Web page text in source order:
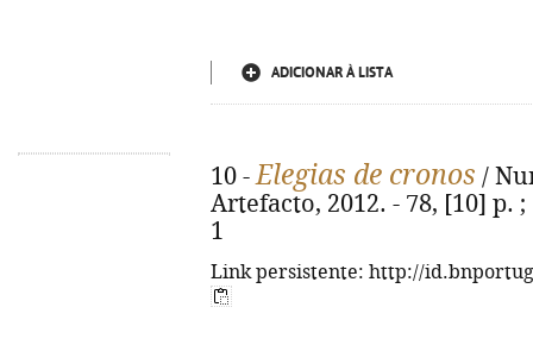
ADICIONAR À LISTA
10 -Elegias de cronos /
Artefacto, 2012. - 78, [10] p. ;
1
Link persistente: http://